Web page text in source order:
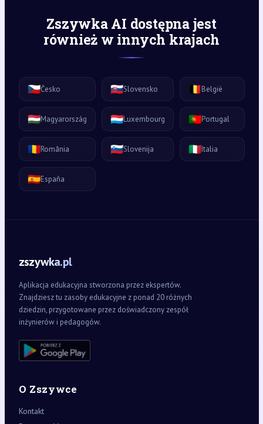
Zszywka AI dostępna jest
również w innych krajach
🇨🇿Česko 🇸🇰Slovensko 🇧🇪België
🇭🇺Magyarország 🇱🇺Luxembourg 🇵🇹Portugal
🇷🇴România 🇸🇮Slovenija 🇮🇹Italia
🇪🇸España
zszywka.pl
Aplikacja edukacyjna stworzona przez ekspertów.
Znajdziesz tu zasoby edukacyjne z ponad 20 różnych
dziedzin, przygotowane przez doświadczony zespół
inżynierów i pedagogów.
O Zszywce
Kontakt